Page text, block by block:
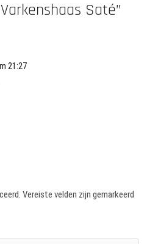
Saté”
21:27
Vereiste velden zijn gemarkeerd